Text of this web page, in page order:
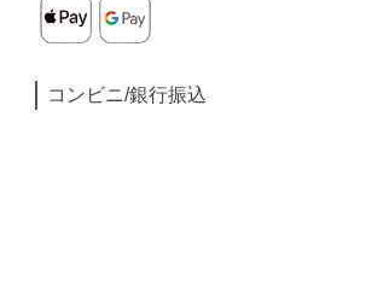
コンビニ/銀行振込